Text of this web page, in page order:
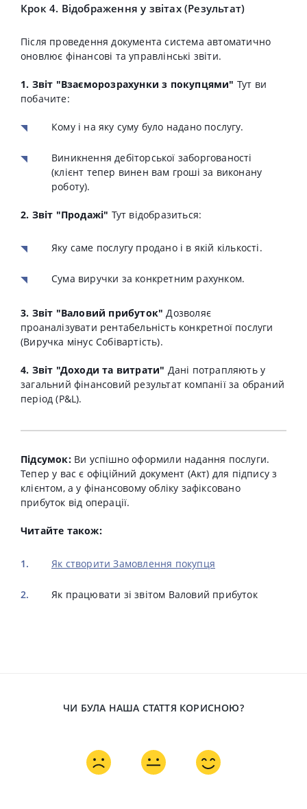
Крок 4. Відображення у звітах (Результат)
Після проведення документа система автоматично
оновлює фінансові та управлінські звіти.
1. Звіт "Взаєморозрахунки з покупцями" Тут ви
побачите:
Кому і на яку суму було надано послугу.
Виникнення дебіторської заборгованості
(клієнт тепер винен вам гроші за виконану
роботу).
2. Звіт "Продажі" Тут відобразиться:
Яку саме послугу продано і в якій кількості.
Сума виручки за конкретним рахунком.
3. Звіт "Валовий прибуток" Дозволяє
проаналізувати рентабельність конкретної послуги
(Виручка мінус Собівартість).
4. Звіт "Доходи та витрати" Дані потрапляють у
загальний фінансовий результат компанії за обраний
період (P&L).
Підсумок:Ви успішно оформили надання послуги.
Тепер у вас є офіційний документ (Акт) для підпису з
клієнтом, а у фінансовому обліку зафіксовано
прибуток від операції.
Читайте також:
Як створити Замовлення покупця
Як працювати зі звітом Валовий прибуток
ЧИ БУЛА НАША СТАТТЯ КОРИСНОЮ?